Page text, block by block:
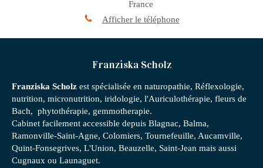
France
Afficher le téléphone
Franziska Scholz
Franziska Scholz est spécialisée en naturopathie, Réflexologie,
nutrition, micronutrition, iridologie, l'Auriculothérapie, fleurs de
Bach, phytothérapie, gemmotherapie.
Cabinet facilement accessible depuis Blagnac, Balma,
Ramonville-Saint-Agne, Colomiers, Tournefeuille, Aucamville,
Quint-Fonsegrives, L'Union, Beauzelle, Saint-Jean mais aussi
Cugnaux ou Launaguet.